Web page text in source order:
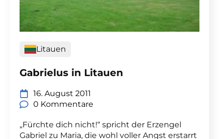
Litauen
Gabrielus in Litauen
16. August 2011
0 Kommentare
„Fürchte dich nicht!“ spricht der Erzengel
Gabriel zu Maria, die wohl voller Angst erstarrt